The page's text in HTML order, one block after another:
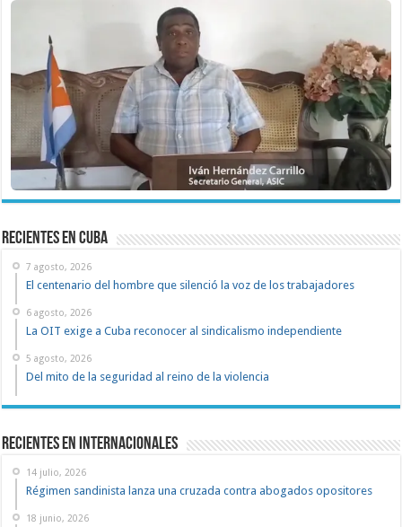
recientes en cuba
7 agosto, 2026
El centenario del hombre que silenció la voz de los trabajadores
6 agosto, 2026
La OIT exige a Cuba reconocer al sindicalismo independiente
5 agosto, 2026
Del mito de la seguridad al reino de la violencia
Recientes en Internacionales
14 julio, 2026
Régimen sandinista lanza una cruzada contra abogados opositores
18 junio, 2026